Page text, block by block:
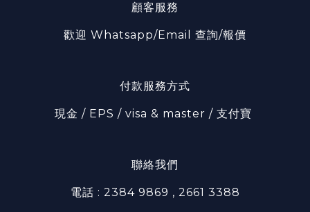
顧客服務
歡迎 Whatsapp/Email 查詢/報價
付款服務方式
現金 / EPS / visa & master / 支付寶
聯絡我們
電話 : 2384 9869 , 2661 3388